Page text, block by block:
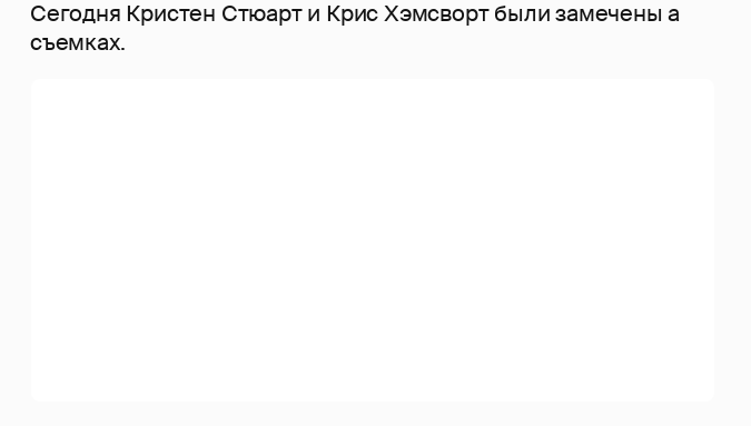
Сегодня Кристен Стюарт и Крис Хэмсворт были замечены а
съемках.